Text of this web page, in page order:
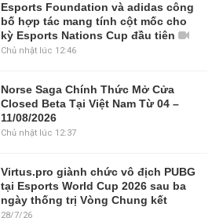
Esports Foundation và adidas công
bố hợp tác mang tính cột mốc cho
kỳ Esports Nations Cup đầu tiên
Chủ nhật lúc 12:46
Norse Saga Chính Thức Mở Cửa
Closed Beta Tại Việt Nam Từ 04 –
11/08/2026
Chủ nhật lúc 12:37
Virtus.pro giành chức vô địch PUBG
tại Esports World Cup 2026 sau ba
ngày thống trị Vòng Chung kết
28/7/26